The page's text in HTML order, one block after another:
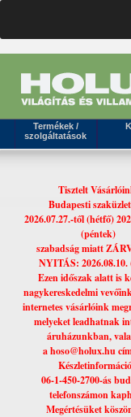
Termékek /
szolgáltatások
Tisztelt
Budapesti
2026.07.27.-től (hétfő)
(péntek)
szabadság miatt
NYITÁS: 2026.08.10.
Ezen időszak alatt is
nagykereskedelmi
internetes vásárlóink
melyeket leadhatnak
áruházunkban,
a hoso@holux.hu
06-1-450-2700-ás
telefonszámon
Megértésüket